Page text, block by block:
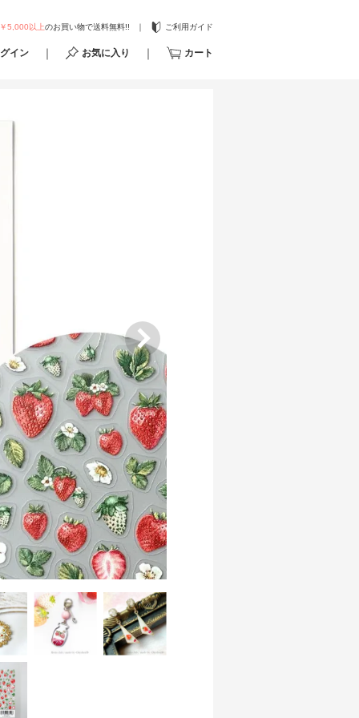
￥5,000以上のお買い物で送料無料!! ご利用ガイド
イン お気に入り カート